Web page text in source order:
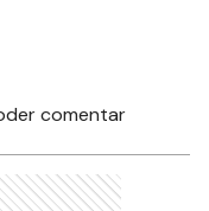
comentar